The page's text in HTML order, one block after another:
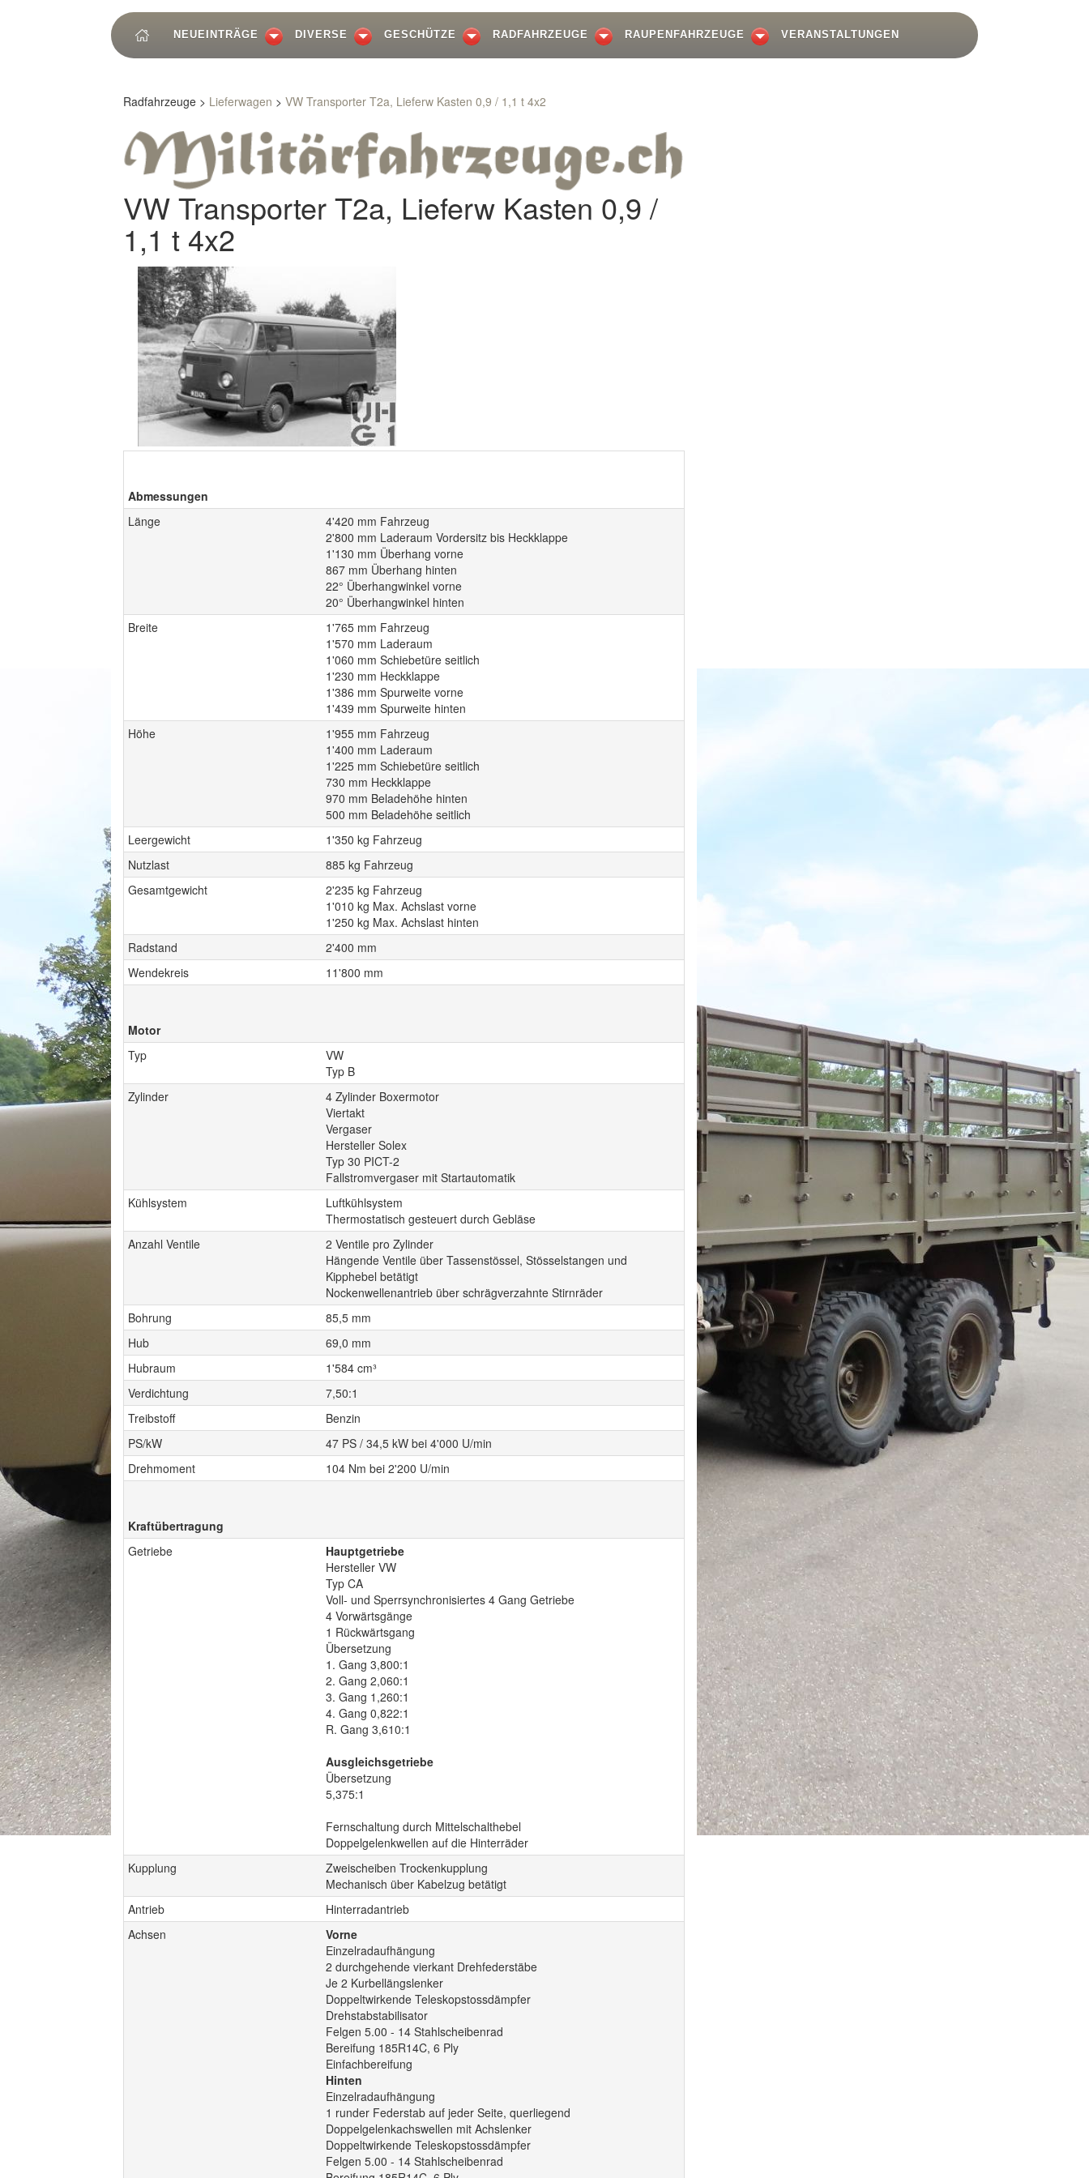
NEUEINTRÄGE DIVERSE GESCHÜTZE RADFAHRZEUGE RAUPENFAHRZEUGE VERANSTALTUNGEN
Radfahrzeuge > Lieferwagen > VW Transporter T2a, Lieferw Kasten 0,9 / 1,1 t 4x2
VW Transporter T2a, Lieferw Kasten 0,9 /
1,1 t 4x2
Abmessungen
Länge
4'420 mm Fahrzeug
2'800 mm Laderaum Vordersitz bis Heckklappe
1'130 mm Überhang vorne
867 mm Überhang hinten
22° Überhangwinkel vorne
20° Überhangwinkel hinten
Breite
1'765 mm Fahrzeug
1'570 mm Laderaum
1'060 mm Schiebetüre seitlich
1'230 mm Heckklappe
1'386 mm Spurweite vorne
1'439 mm Spurweite hinten
Höhe
1'955 mm Fahrzeug
1'400 mm Laderaum
1'225 mm Schiebetüre seitlich
730 mm Heckklappe
970 mm Beladehöhe hinten
500 mm Beladehöhe seitlich
Leergewicht
1'350 kg Fahrzeug
Nutzlast
885 kg Fahrzeug
Gesamtgewicht
2'235 kg Fahrzeug
1'010 kg Max. Achslast vorne
1'250 kg Max. Achslast hinten
Radstand
2'400 mm
Wendekreis
11'800 mm
Motor
Typ
VW
Typ B
Zylinder
4 Zylinder Boxermotor
Viertakt
Vergaser
Hersteller Solex
Typ 30 PICT-2
Fallstromvergaser mit Startautomatik
Kühlsystem
Luftkühlsystem
Thermostatisch gesteuert durch Gebläse
Anzahl Ventile
2 Ventile pro Zylinder
Hängende Ventile über Tassenstössel, Stösselstangen und
Kipphebel betätigt
Nockenwellenantrieb über schrägverzahnte Stirnräder
Bohrung
85,5 mm
Hub
69,0 mm
Hubraum
1'584 cm³
Verdichtung
7,50:1
Treibstoff
Benzin
PS/kW
47 PS / 34,5 kW bei 4'000 U/min
Drehmoment
104 Nm bei 2'200 U/min
Kraftübertragung
Getriebe
Hauptgetriebe
Hersteller VW
Typ CA
Voll- und Sperrsynchronisiertes 4 Gang Getriebe
4 Vorwärtsgänge
1 Rückwärtsgang
Übersetzung
1. Gang 3,800:1
2. Gang 2,060:1
3. Gang 1,260:1
4. Gang 0,822:1
R. Gang 3,610:1
Ausgleichsgetriebe
Übersetzung
5,375:1
Fernschaltung durch Mittelschalthebel
Doppelgelenkwellen auf die Hinterräder
Kupplung
Zweischeiben Trockenkupplung
Mechanisch über Kabelzug betätigt
Antrieb
Hinterradantrieb
Achsen
Vorne
Einzelradaufhängung
2 durchgehende vierkant Drehfederstäbe
Je 2 Kurbellängslenker
Doppeltwirkende Teleskopstossdämpfer
Drehstabstabilisator
Felgen 5.00 - 14 Stahlscheibenrad
Bereifung 185R14C, 6 Ply
Einfachbereifung
Hinten
Einzelradaufhängung
1 runder Federstab auf jeder Seite, querliegend
Doppelgelenkachswellen mit Achslenker
Doppeltwirkende Teleskopstossdämpfer
Felgen 5.00 - 14 Stahlscheibenrad